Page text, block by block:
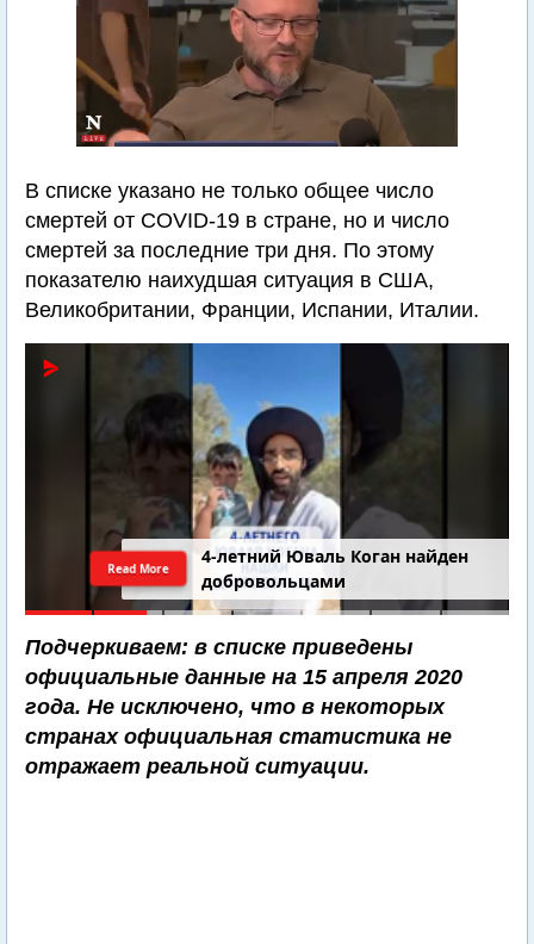
В списке указано не только общее число
смертей от COVID-19 в стране, но и число
смертей за последние три дня. По этому
показателю наихудшая ситуация в США,
Великобритании, Франции, Испании, Италии.
4-летний Юваль Коган найден
добровольцами
Read More
Подчеркиваем: в списке приведены
официальные данные на 15 апреля 2020
года. Не исключено, что в некоторых
странах официальная статистика не
отражает реальной ситуации.